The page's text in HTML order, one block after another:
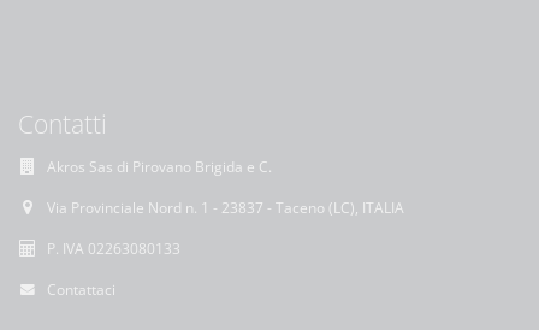
Contatti
Akros Sas di Pirovano Brigida e C.
Via Provinciale Nord n. 1 - 23837 - Taceno (LC), ITALIA
P. IVA 02263080133
Contattaci